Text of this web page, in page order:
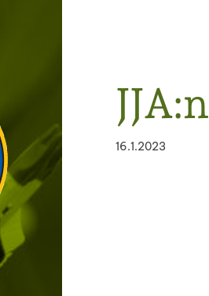
Järvenpään
16.1.2023